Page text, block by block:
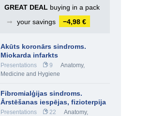
GREAT DEAL buying in a pack
➞
your savings −4,98 €
Akūts koronārs sindroms.
Miokarda infarkts
Presentations 9
Anatomy,
Medicine and Hygiene
Fibromialģijas sindroms.
Ārstēšanas iespējas, fizioterpija
Presentations 22
Anatomy,